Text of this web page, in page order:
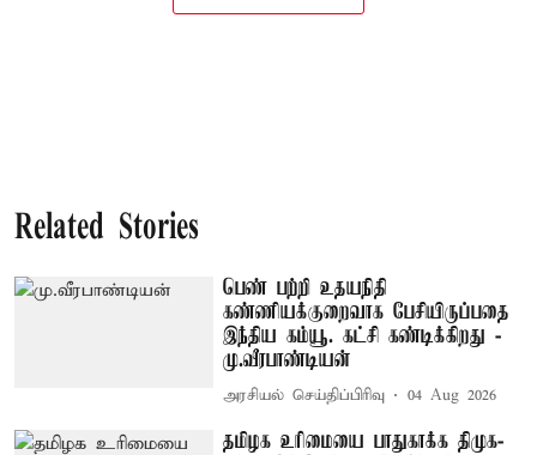
Related Stories
பெண் பற்றி உதயநிதி
கண்ணியக்குறைவாக பேசியிருப்பதை
இந்திய கம்யூ. கட்சி கண்டிக்கிறது -
மு.வீரபாண்டியன்
அரசியல் செய்திப்பிரிவு 04 Aug 2026
தமிழக உரிமையை பாதுகாக்க திமுக-